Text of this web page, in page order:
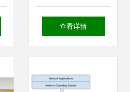
缘科技 蓬勃发展的
息化厂商
查看详情